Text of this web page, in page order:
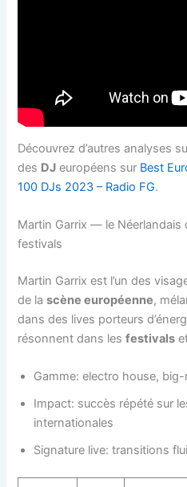
Découvrez d’autres analyses
des DJ européens sur Best
100 DJs 2023 – Radio FG.
Martin Garrix — le Néerlandais
festivals
Martin Garrix est l’un des
de lascène européenne,
dans des lives porteurs
résonnent dans lesfestivals
Gamme: electro house,
Impact: succès répété sur
internationales
Signature live: transitions